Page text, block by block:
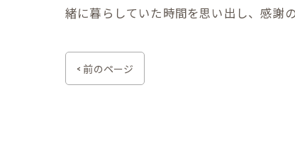
緒に暮らしていた時間を思い出し、感謝
< 前のページ